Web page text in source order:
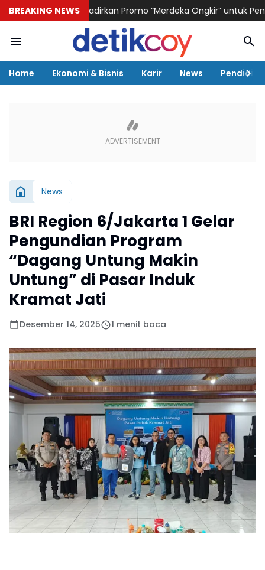
BREAKING NEWS
Logistik Hadirkan Promo “Merdeka Ongkir” untuk Pengiriman
Home Ekonomi & Bisnis Karir News
News
BRI Region 6/Jakarta 1 Gelar
Pengundian Program
“Dagang Untung Makin
Untung” di Pasar Induk
Kramat Jati
Desember 14, 2025 1 menit baca